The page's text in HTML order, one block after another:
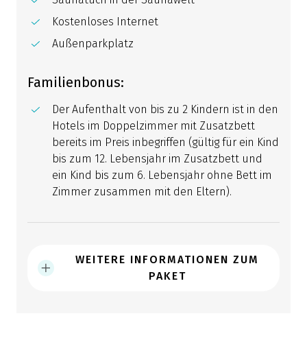
Kostenloses Internet
Außenparkplatz
Familienbonus:
Der Aufenthalt von bis zu 2 Kindern ist in den
Hotels im Doppelzimmer mit Zusatzbett
bereits im Preis inbegriffen (gültig für ein Kind
bis zum 12. Lebensjahr im Zusatzbett und
ein Kind bis zum 6. Lebensjahr ohne Bett im
Zimmer zusammen mit den Eltern).
WEITERE INFORMATIONEN ZUM
PAKET